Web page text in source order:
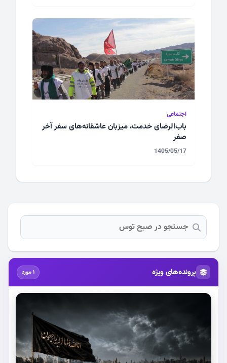
اجتماعی
باب‌الرضای خدمت، میزبان عاشقانه‌های سفر آخر
صفر
1405/05/17
پرونده‌های ویژه 1 مورد